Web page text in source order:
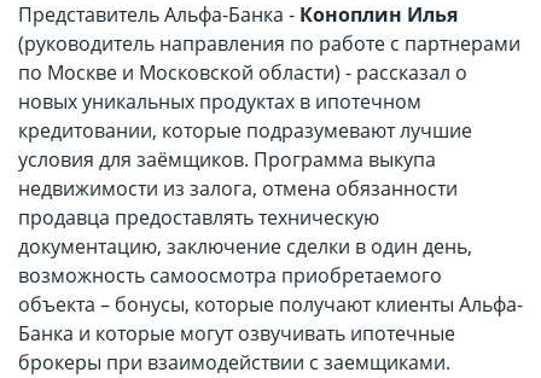
Представитель Альфа-Банка - Коноплин Илья
(руководитель направления по работе с партнерами
по Москве и Московской области) - рассказал о
новых уникальных продуктах в ипотечном
кредитовании, которые подразумевают лучшие
условия для заёмщиков. Программа выкупа
недвижимости из залога, отмена обязанности
продавца предоставлять техническую
документацию, заключение сделки в один день,
возможность самоосмотра приобретаемого
объекта – бонусы, которые получают клиенты Альфа-
Банка и которые могут озвучивать ипотечные
брокеры при взаимодействии с заемщиками.